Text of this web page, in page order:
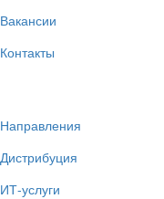
Вакансии
Контакты
Направления
Дистрибуция
ИТ-услуги